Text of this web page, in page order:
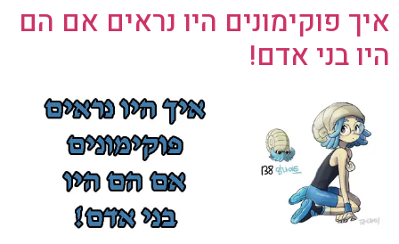
איך פוקימונים היו נראים אם הם
היו בני אדם!